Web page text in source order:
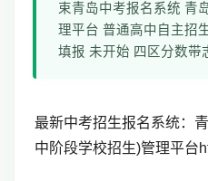
束青岛中考报名系统 青
理平台 普通高中自主招
填报 未开始 四区分数带
最新中考招生报名系统：
中阶段学校招生)管理平台